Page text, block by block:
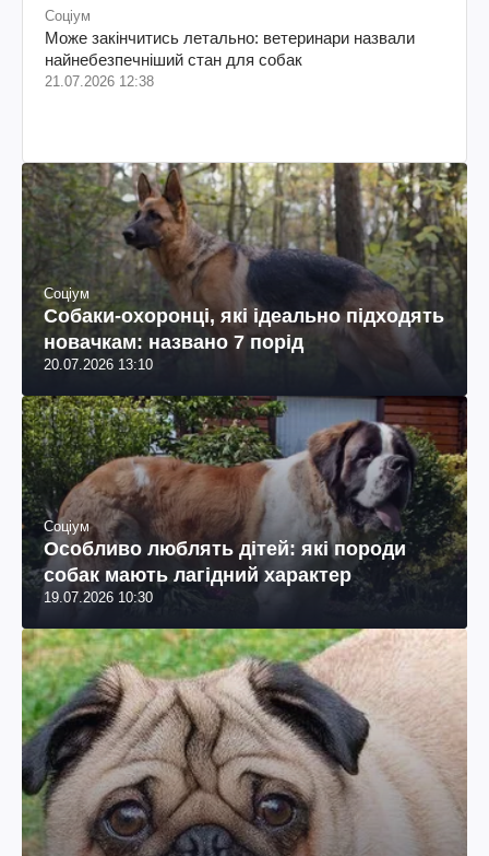
Соціум
Може закінчитись летально: ветеринари назвали
найнебезпечніший стан для собак
21.07.2026 12:38
Соціум
Собаки-охоронці, які ідеально підходять
новачкам: названо 7 порід
20.07.2026 13:10
Соціум
Особливо люблять дітей: які породи
собак мають лагідний характер
19.07.2026 10:30